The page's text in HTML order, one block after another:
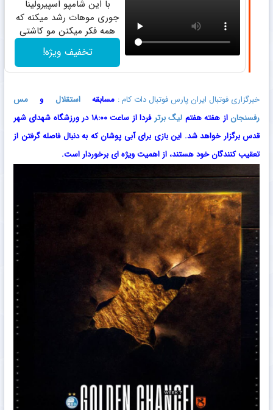
با این شامپو اسپیرولینا
جوری موهات رشد میکنه که
همه فکر میکنن مو کاشتی
تخفیف ویژه!
خبرگزاری فوتبال ایران پارس فوتبال دات کام : مسابقهاستقلال و مس
رفسنجان از هفته هفتم لیگ برتر
فردا از ساعت ۱۸:۰۰ در ورزشگاه شهدای شهر
قدس برگزار خواهد شد. این بازی برای آبی‌ پوشان که به دنبال فاصله گرفتن از
تعقیب‌ کنندگان خود هستند، از اهمیت ویژه‌ ای برخوردار است.